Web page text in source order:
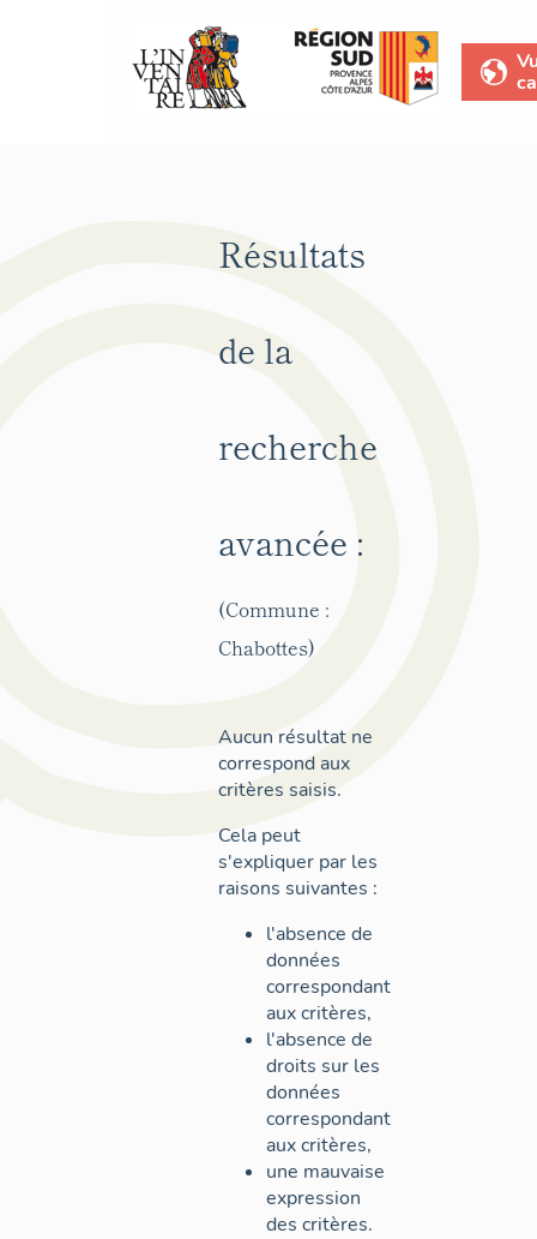
Résultats
de la
recherche
avancée :
(Commune :
Chabottes)
Aucun résultat ne
correspond aux
critères saisis.
Cela peut
s'expliquer par les
raisons suivantes :
l'absence de
données
correspondant
aux critères,
l'absence de
droits sur les
données
correspondant
aux critères,
une mauvaise
expression
des critères.